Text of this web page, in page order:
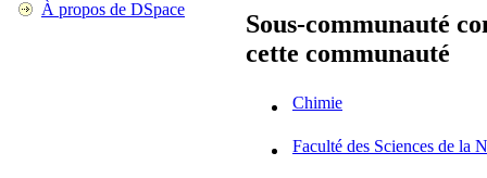
À propos de DSpace
Sous-communauté
cette communauté
Chimie
Faculté des Sciences de la